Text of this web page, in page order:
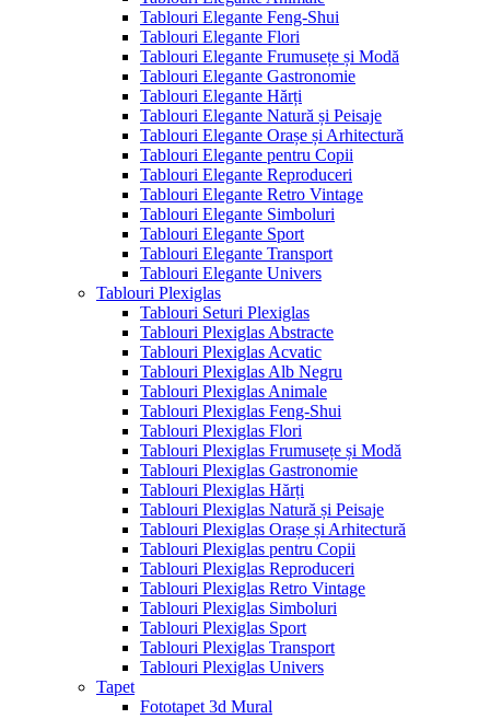
Tablouri Elegante Feng-Shui
Tablouri Elegante Flori
Tablouri Elegante Frumusețe și Modă
Tablouri Elegante Gastronomie
Tablouri Elegante Hărți
Tablouri Elegante Natură și Peisaje
Tablouri Elegante Orașe și Arhitectură
Tablouri Elegante pentru Copii
Tablouri Elegante Reproduceri
Tablouri Elegante Retro Vintage
Tablouri Elegante Simboluri
Tablouri Elegante Sport
Tablouri Elegante Transport
Tablouri Elegante Univers
Tablouri Plexiglas
Tablouri Seturi Plexiglas
Tablouri Plexiglas Abstracte
Tablouri Plexiglas Acvatic
Tablouri Plexiglas Alb Negru
Tablouri Plexiglas Animale
Tablouri Plexiglas Feng-Shui
Tablouri Plexiglas Flori
Tablouri Plexiglas Frumusețe și Modă
Tablouri Plexiglas Gastronomie
Tablouri Plexiglas Hărți
Tablouri Plexiglas Natură și Peisaje
Tablouri Plexiglas Orașe și Arhitectură
Tablouri Plexiglas pentru Copii
Tablouri Plexiglas Reproduceri
Tablouri Plexiglas Retro Vintage
Tablouri Plexiglas Simboluri
Tablouri Plexiglas Sport
Tablouri Plexiglas Transport
Tablouri Plexiglas Univers
Tapet
Fototapet 3d Mural